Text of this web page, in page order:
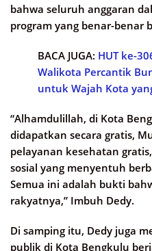
bahwa seluruh anggaran
program yang benar-benar
BACA JUGA: HUT ke-
Walikota Percantik
untuk Wajah Kota
“Alhamdulillah, di Kota
didapatkan secara gratis,
pelayanan kesehatan
sosial yang menyentuh
Semua ini adalah bukti
rakyatnya,” Imbuh Dedy.
Di samping itu, Dedy juga
publik di Kota Bengkulu